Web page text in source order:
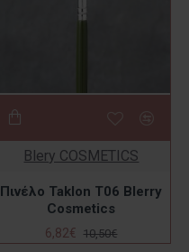
Blery COSMETICS
Πινέλο Taklon T06 Blerry
Cosmetics
6,82€ 10,50€